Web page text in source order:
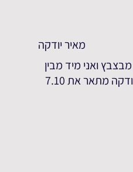
מאיר יודקה
ואני מיד מבין
שזה מחבלים" - מאיר יודקה מתאר את 7.10